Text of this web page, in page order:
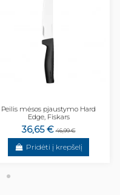
Peilis mėsos pjaustymo Hard
Edge, Fiskars
36,65 € 46,99 €
Pridėti į krepšelį